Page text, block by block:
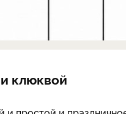
клюквой